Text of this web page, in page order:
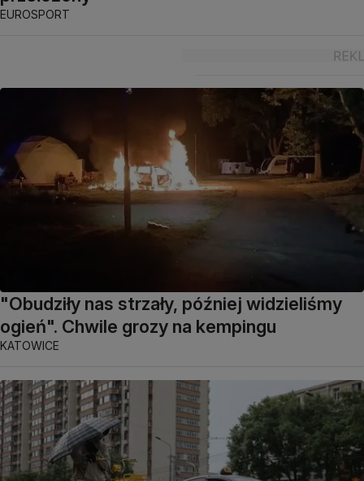
EUROSPORT
"Obudziły nas strzały, później widzieliśmy
ogień". Chwile grozy na kempingu
KATOWICE